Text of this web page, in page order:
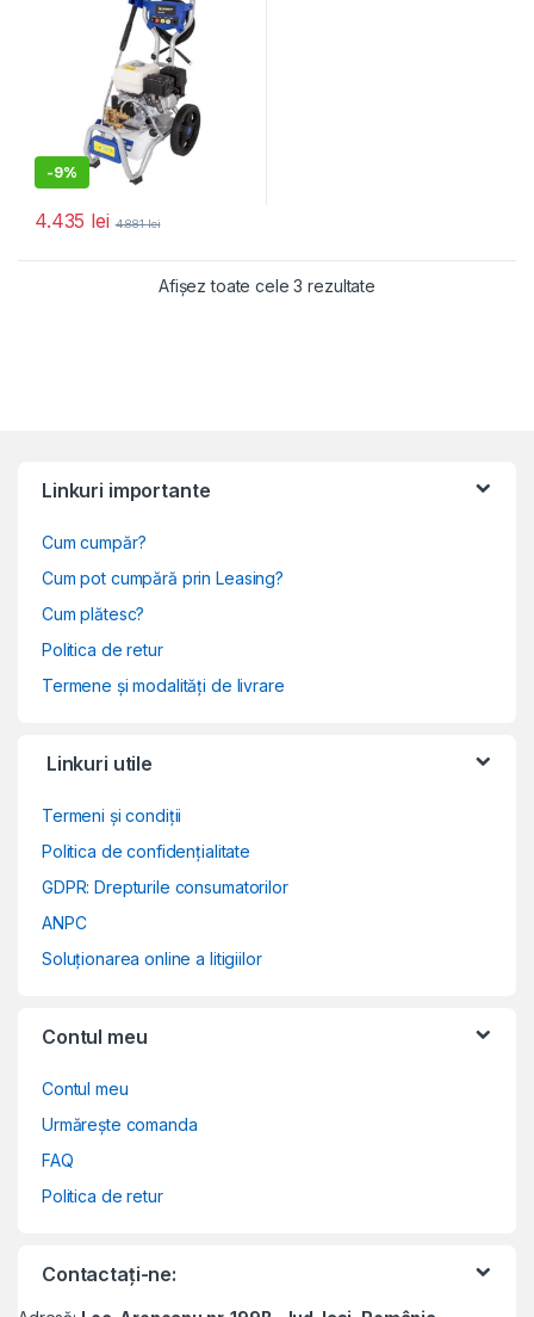
-9%
4.435 lei 4.881lei
Afișez toate cele 3 rezultateSortat după
Linkuri importante
Cum cumpăr?
Cum pot cumpără prin Leasing?
Cum plătesc?
Politica de retur
Termene și modalități de livrare
Linkuri utile
Termeni și condiții
Politica de confidențialitate
GDPR: Drepturile consumatorilor
ANPC
Soluționarea online a litigiilor
Contul meu
Contul meu
Urmărește comanda
FAQ
Politica de retur
Contactați-ne: